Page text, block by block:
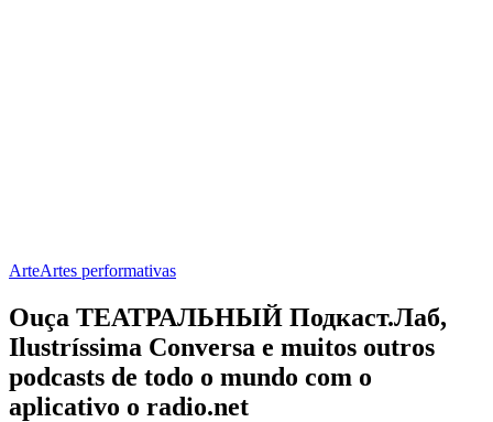
ArteArtes performativas
Ouça ТЕАТРАЛЬНЫЙ Подкаст.Лаб,
Ilustríssima Conversa e muitos outros
podcasts de todo o mundo com o
aplicativo o radio.net